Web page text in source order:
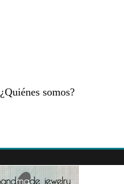
¿Quiénes somos?